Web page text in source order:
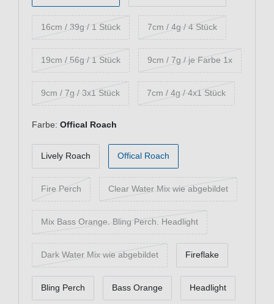
16cm / 39g / 1 Stück 7cm / 4g / 4 Stück
19cm / 56g / 1 Stück 9cm / 7g / je Farbe 1x
9cm / 7g / 3x1 Stück 7cm / 4g / 4x1 Stück
Farbe: Offical Roach
Lively Roach Offical Roach
Fire Perch Clear Water Mix wie abgebildet
Mix Bass Orange. Bling Perch. Headlight
Dark Water Mix wie abgebildet Fireflake
Bling Perch Bass Orange Headlight